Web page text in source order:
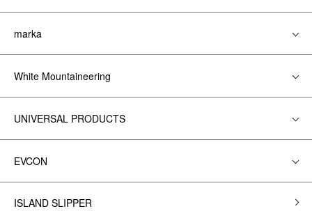
marka
White Mountaineering
UNIVERSAL PRODUCTS
EVCON
ISLAND SLIPPER